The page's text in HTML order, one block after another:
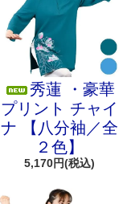
秀蓮 ・豪華
プリント チャイ
ナ 【八分袖／全
２色】
5,170円(税込)